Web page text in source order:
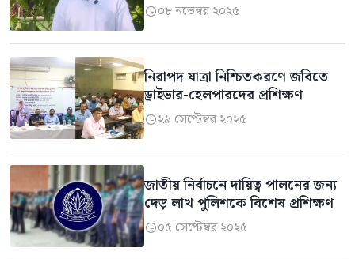
০৮ নভেম্বর ২০২৫
নিরাপদ যাত্রা নিশ্চিতকরণে জবিতে
ড্রাইভার-হেলপারদের প্রশিক্ষণ
২৯ সেপ্টেম্বর ২০২৫
জাতীয় নির্বাচনে দায়িত্ব পালনের জন্য
দেড় লাখ পুলিশকে বিশেষ প্রশিক্ষণ
০৫ সেপ্টেম্বর ২০২৫